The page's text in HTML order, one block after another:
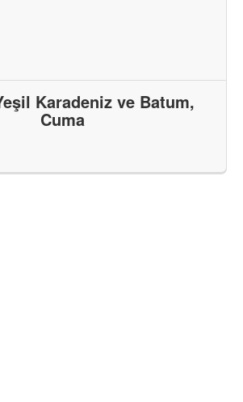
Karadeniz ve Batum,
Cuma